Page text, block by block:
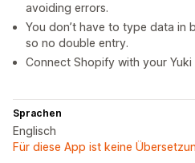
avoiding errors.
You don’t have to type data in
so no double entry.
Connect Shopify with your
Sprachen
Englisch
Für diese App ist keine